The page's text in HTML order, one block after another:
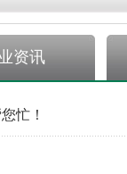
资讯
忙！